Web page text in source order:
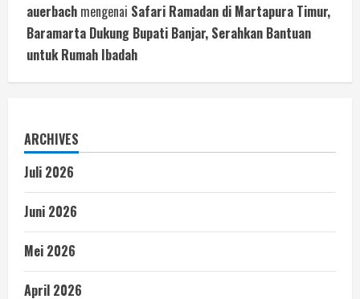
auerbach mengenai Safari Ramadan di Martapura Timur,
Baramarta Dukung Bupati Banjar, Serahkan Bantuan
untuk Rumah Ibadah
ARCHIVES
Juli 2026
Juni 2026
Mei 2026
April 2026